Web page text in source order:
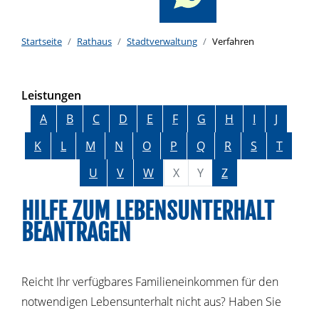
Startseite Rathaus Stadtverwaltung Verfahren
Leistungen
Alphabetisches Register überspringen
A B C D E F G H I
J
K
L M N O P Q R S
T
U
V W X Y Z
HILFE ZUM LEBENSUNTERHALT
BEANTRAGEN
Reicht Ihr verfügbares Familieneinkommen für den
notwendigen Lebensunterhalt nicht aus? Haben Sie